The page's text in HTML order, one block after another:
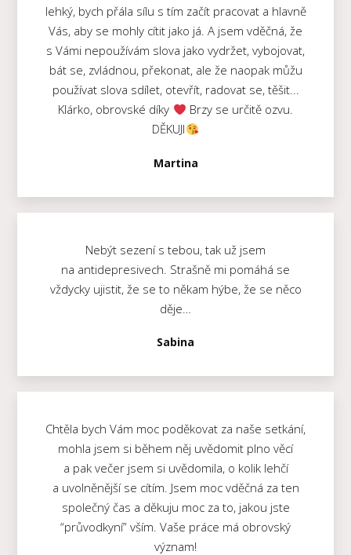
lehký, bych přála sílu s tím začít pracovat a hlavně
Vás, aby se mohly cítit jako já. A jsem vděčná, že
s Vámi nepoužívám slova jako vydržet, vybojovat,
bát se, zvládnou, překonat, ale že naopak můžu
používat slova sdílet, otevřít, radovat se, těšit...
Klárko, obrovské díky
Brzy se určitě ozvu.
DĚKUJI
Martina
Nebýt sezení s tebou, tak už jsem
na antidepresivech. Strašně mi pomáhá se
vždycky ujistit, že se to někam hýbe, že se něco
děje…
Sabina
Chtěla bych Vám moc poděkovat za naše setkání,
mohla jsem si během něj uvědomit plno věcí
a pak večer jsem si uvědomila, o kolik lehčí
a uvolněnější se cítím. Jsem moc vděčná za ten
společný čas a děkuju moc za to, jakou jste
“průvodkyní” vším. Vaše práce má obrovský
význam!